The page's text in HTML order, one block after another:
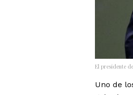
El presidente
Uno de